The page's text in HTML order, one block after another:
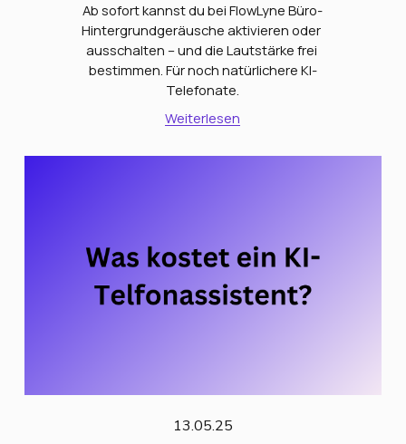
Ab sofort kannst du bei FlowLyne Büro-
Hintergrundgeräusche aktivieren oder
ausschalten – und die Lautstärke frei
bestimmen. Für noch natürlichere KI-
Telefonate.
Weiterlesen
13.05.25